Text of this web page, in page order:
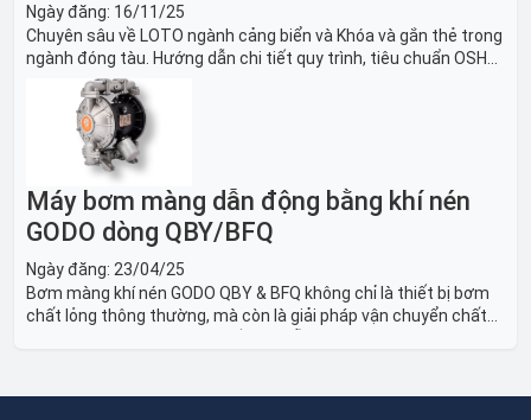
Ngày đăng: 16/11/25
Chuyên sâu về LOTO ngành cảng biển và Khóa và gắn thẻ trong
ngành đóng tàu. Hướng dẫn chi tiết quy trình, tiêu chuẩn OSHA,
thiết bị và Giải pháp LOTO trong công nghiệp đóng tàu toàn
Máy bơm màng dẫn động bằng khí nén
GODO dòng QBY/BFQ
Ngày đăng: 23/04/25
Bơm màng khí nén GODO QBY & BFQ không chỉ là thiết bị bơm
chất lỏng thông thường, mà còn là giải pháp vận chuyển chất